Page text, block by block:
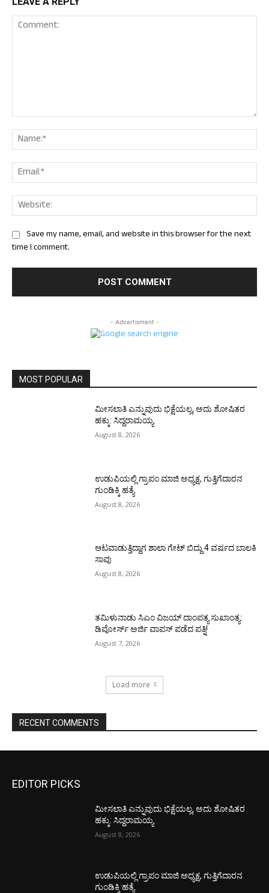
Save my name, email, and website in this browser for the next
time I comment.
- Advertisment -
MOST POPULAR
ಮೀಸಲಾತಿ ಎನ್ನುವುದು ಭಿಕ್ಷೆಯಲ್ಲ, ಅದು ಶೋಷಿತರ
ಹಕ್ಕು: ಸಿದ್ದರಾಮಯ್ಯ
August 8, 2026
ಉಡುಪಿಯಲ್ಲಿ ಗ್ರಾಪಂ ಮಾಜಿ ಅಧ್ಯಕ್ಷ, ಗುತ್ತಿಗೆದಾರನ
ಗುಂಡಿಕ್ಕಿ ಹತ್ಯೆ
August 8, 2026
ಆಟವಾಡುತ್ತಿದ್ದಾಗ ಶಾಲಾ ಗೇಟ್‌ ಬಿದ್ದು 4 ವರ್ಷದ ಬಾಲಕಿ
ಸಾವು
August 8, 2026
ತಮಿಳುನಾಡು ಸಿಎಂ ವಿಜಯ್‌ ದಾಂಪತ್ಯ ಸುಖಾಂತ್ಯ:
ಡಿವೋರ್ಸ್‌ ಅರ್ಜಿ ವಾಪಸ್‌ ಪಡೆದ ಪತ್ನಿ!
August 7, 2026
Load more
RECENT COMMENTS
EDITOR PICKS
ಮೀಸಲಾತಿ ಎನ್ನುವುದು ಭಿಕ್ಷೆಯಲ್ಲ, ಅದು ಶೋಷಿತರ
ಹಕ್ಕು: ಸಿದ್ದರಾಮಯ್ಯ
August 8, 2026
ಉಡುಪಿಯಲ್ಲಿ ಗ್ರಾಪಂ ಮಾಜಿ ಅಧ್ಯಕ್ಷ, ಗುತ್ತಿಗೆದಾರನ
ಗುಂಡಿಕ್ಕಿ ಹತ್ಯೆ